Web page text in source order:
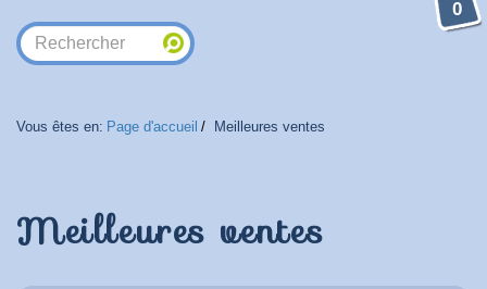
0
Vous êtes en: Page d'accueil Meilleures ventes
Meilleures ventes